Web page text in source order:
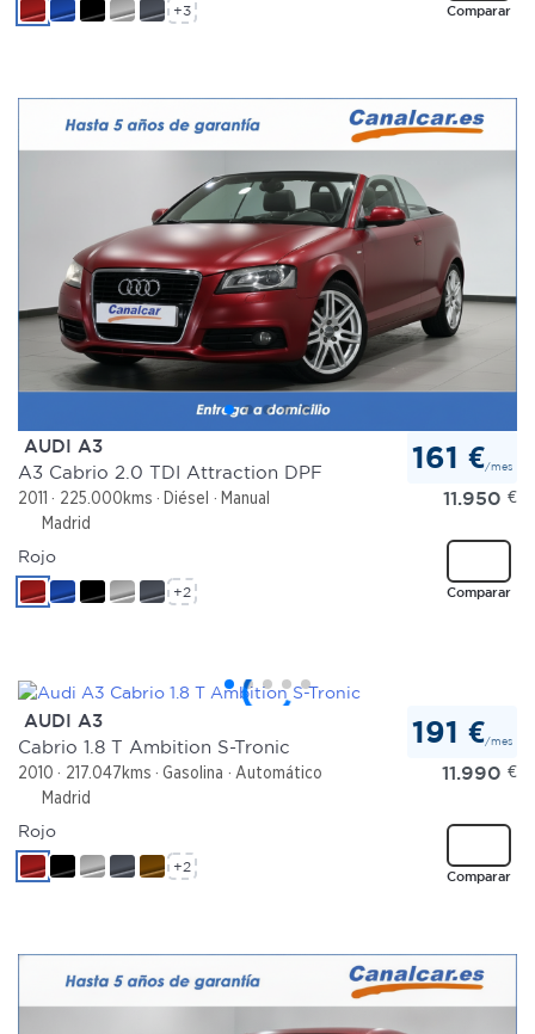
Comparar
+3
AUDI A3
A3 Cabrio 2.0 TDI Attraction DPF
2011 225.000kms Diésel
Manual
Madrid
161 €/mes
11.950 €
Comparar
Rojo
+2
AUDI A3
Cabrio 1.8 T Ambition S-Tronic
2010 217.047kms Gasolina
Automático
Madrid
191 €/mes
11.990 €
Comparar
Rojo
+2